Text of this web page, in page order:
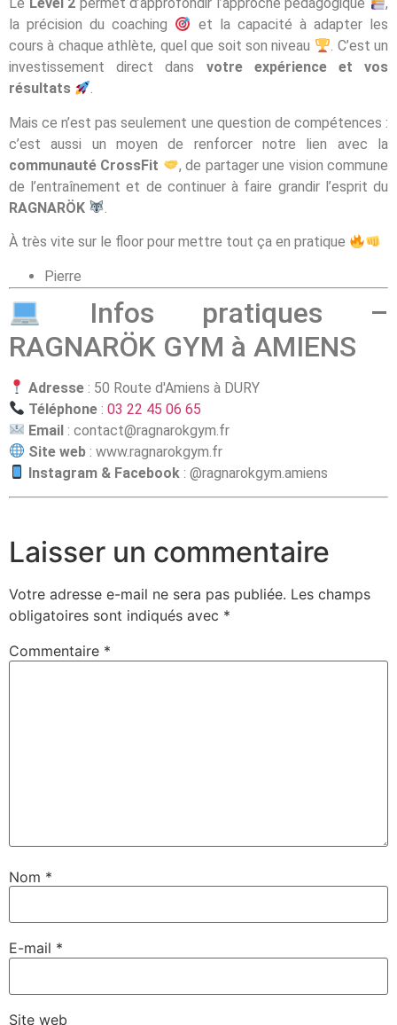
Le Level 2 permet d’approfondir l’approche pédagogique
,
la précision du coaching
et la capacité à adapter les
cours à chaque athlète, quel que soit son niveau
. C’est un
investissement direct dans votre expérience et vos
résultats
.
Mais ce n’est pas seulement une question de compétences :
c’est aussi un moyen de renforcer notre lien avec la
communauté CrossFit
, de partager une vision commune
de l’entraînement et de continuer à faire grandir l’esprit du
RAGNARÖK
À très vite sur le floor pour mettre tout ça en pratique
Pierre
Infos pratiques –
RAGNARÖK GYM à AMIENS
Adresse : 50 Route d'Amiens à DURY
Téléphone :03 22 45 06 65
Email :contact@ragnarokgym.fr
Site web :www.ragnarokgym.fr
Instagram & Facebook : @ragnarokgym.amiens
Laisser un commentaire
Votre adresse e-mail ne sera pas publiée. Les champs
obligatoires sont indiqués avec *
Commentaire *
Nom *
E-mail *
Site web